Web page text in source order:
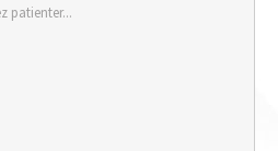
patienter...